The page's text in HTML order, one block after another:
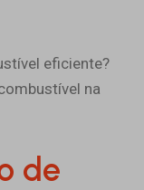
eficiente?
na
de